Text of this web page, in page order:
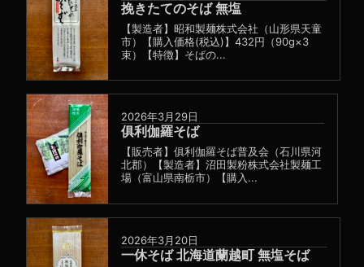
挽きたてのそば 無塩
【製造者】昭和製麺株式会社（山形県天童
市）【購入価格(税込)】432円（90g×3
束）【特徴】そばの...
2026年3月29日
俱利伽羅そば
【販売者】俱利伽羅そば普及会（石川県河
北郡）【製造者】沼田製粉株式会社製麺工
場（富山県南栃市）【購入...
2026年3月20日
一休そば 北海道蘭越町 無塩そば